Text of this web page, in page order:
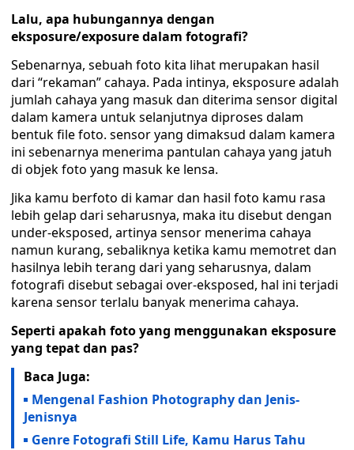
Lalu, apa hubungannya dengan
eksposure/exposure dalam fotografi?
Sebenarnya, sebuah foto kita lihat merupakan hasil
dari “rekaman” cahaya. Pada intinya, eksposure adalah
jumlah cahaya yang masuk dan diterima sensor digital
dalam kamera untuk selanjutnya diproses dalam
bentuk file foto. sensor yang dimaksud dalam kamera
ini sebenarnya menerima pantulan cahaya yang jatuh
di objek foto yang masuk ke lensa.
Jika kamu berfoto di kamar dan hasil foto kamu rasa
lebih gelap dari seharusnya, maka itu disebut dengan
under-eksposed, artinya sensor menerima cahaya
namun kurang, sebaliknya ketika kamu memotret dan
hasilnya lebih terang dari yang seharusnya, dalam
fotografi disebut sebagai over-eksposed, hal ini terjadi
karena sensor terlalu banyak menerima cahaya.
Seperti apakah foto yang menggunakan eksposure
yang tepat dan pas?
Baca Juga:
Mengenal Fashion Photography dan Jenis-
Jenisnya
Genre Fotografi Still Life, Kamu Harus Tahu